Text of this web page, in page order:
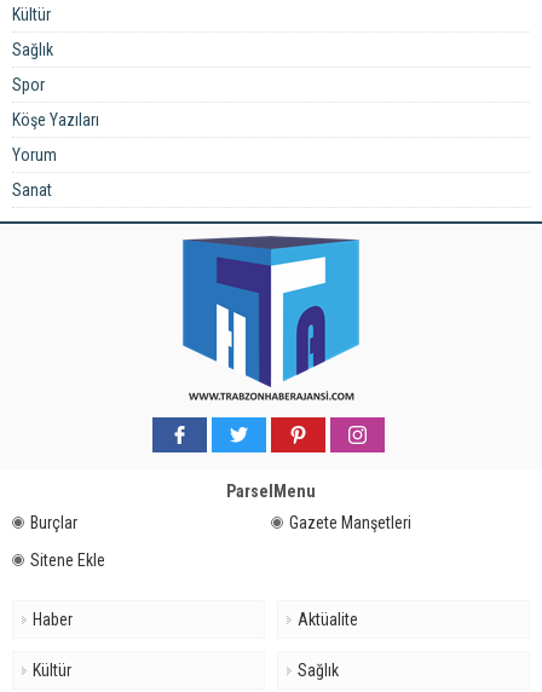
Kültür
Sağlık
Spor
Köşe Yazıları
Yorum
Sanat
ParselMenu
Burçlar
Gazete Manşetleri
Sitene Ekle
Haber Aktüalite
Kültür Sağlık